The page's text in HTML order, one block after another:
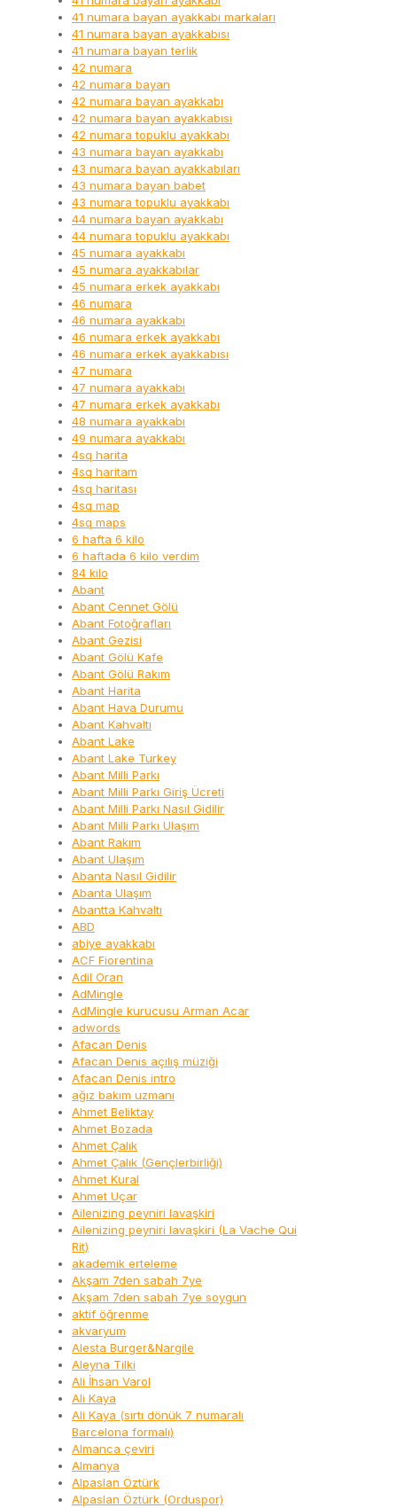
41 numara bayan ayakkabı markaları
41 numara bayan ayakkabısı
41 numara bayan terlik
42 numara
42 numara bayan
42 numara bayan ayakkabı
42 numara bayan ayakkabısı
42 numara topuklu ayakkabı
43 numara bayan ayakkabı
43 numara bayan ayakkabıları
43 numara bayan babet
43 numara topuklu ayakkabı
44 numara bayan ayakkabı
44 numara topuklu ayakkabı
45 numara ayakkabı
45 numara ayakkabılar
45 numara erkek ayakkabı
46 numara
46 numara ayakkabı
46 numara erkek ayakkabı
46 numara erkek ayakkabısı
47 numara
47 numara ayakkabı
47 numara erkek ayakkabı
48 numara ayakkabı
49 numara ayakkabı
4sq harita
4sq haritam
4sq haritası
4sq map
4sq maps
6 hafta 6 kilo
6 haftada 6 kilo verdim
84 kilo
Abant
Abant Cennet Gölü
Abant Fotoğrafları
Abant Gezisi
Abant Gölü Kafe
Abant Gölü Rakım
Abant Harita
Abant Hava Durumu
Abant Kahvaltı
Abant Lake
Abant Lake Turkey
Abant Milli Parkı
Abant Milli Parkı Giriş Ücreti
Abant Milli Parkı Nasıl Gidilir
Abant Milli Parkı Ulaşım
Abant Rakım
Abant Ulaşım
Abanta Nasıl Gidilir
Abanta Ulaşım
Abantta Kahvaltı
ABD
abiye ayakkabı
ACF Fiorentina
Adil Oran
AdMingle
AdMingle kurucusu Arman Acar
adwords
Afacan Denis
Afacan Denis açılış müziği
Afacan Denis intro
ağız bakım uzmanı
Ahmet Beliktay
Ahmet Bozada
Ahmet Çalık
Ahmet Çalık (Gençlerbirliği)
Ahmet Kural
Ahmet Uçar
Ailenizing peyniri lavaşkiri
Ailenizing peyniri lavaşkiri (La Vache Qui
Rit)
akademik erteleme
Akşam 7den sabah 7ye
Akşam 7den sabah 7ye soygun
aktif öğrenme
akvaryum
Alesta Burger&Nargile
Aleyna Tilki
Ali İhsan Varol
Ali Kaya
Ali Kaya (sırtı dönük 7 numaralı
Barcelona formalı)
Almanca çeviri
Almanya
Alpaslan Öztürk
Alpaslan Öztürk (Orduspor)